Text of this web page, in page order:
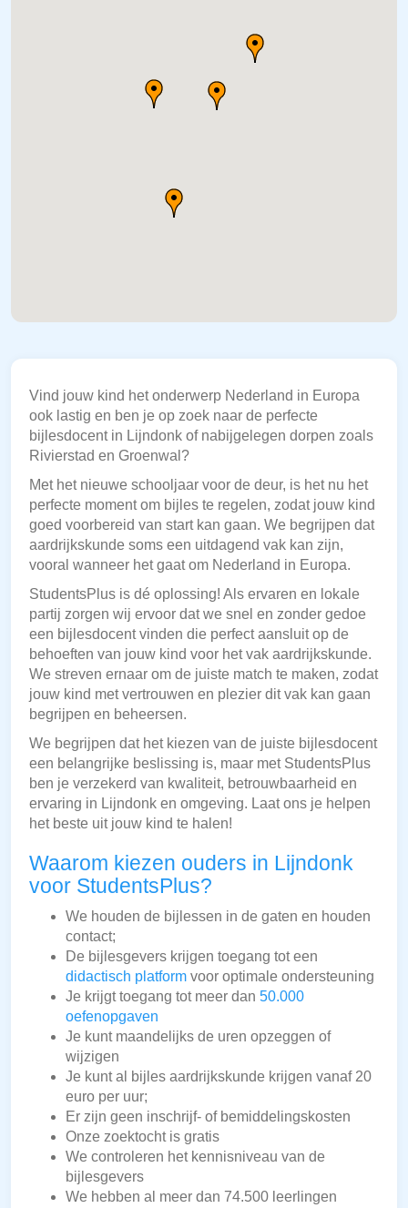
Vind jouw kind het onderwerp Nederland in Europa
ook lastig en ben je op zoek naar de perfecte
bijlesdocent in Lijndonk of nabijgelegen dorpen zoals
Rivierstad en Groenwal?
Met het nieuwe schooljaar voor de deur, is het nu het
perfecte moment om bijles te regelen, zodat jouw kind
goed voorbereid van start kan gaan. We begrijpen dat
aardrijkskunde soms een uitdagend vak kan zijn,
vooral wanneer het gaat om Nederland in Europa.
StudentsPlus is dé oplossing! Als ervaren en lokale
partij zorgen wij ervoor dat we snel en zonder gedoe
een bijlesdocent vinden die perfect aansluit op de
behoeften van jouw kind voor het vak aardrijkskunde.
We streven ernaar om de juiste match te maken, zodat
jouw kind met vertrouwen en plezier dit vak kan gaan
begrijpen en beheersen.
We begrijpen dat het kiezen van de juiste bijlesdocent
een belangrijke beslissing is, maar met StudentsPlus
ben je verzekerd van kwaliteit, betrouwbaarheid en
ervaring in Lijndonk en omgeving. Laat ons je helpen
het beste uit jouw kind te halen!
Waarom kiezen ouders in Lijndonk
voor StudentsPlus?
We houden de bijlessen in de gaten en houden
contact;
De bijlesgevers krijgen toegang tot een
didactisch platform voor optimale ondersteuning
Je krijgt toegang tot meer dan 50.000
oefenopgaven
Je kunt maandelijks de uren opzeggen of
wijzigen
Je kunt al bijles aardrijkskunde krijgen vanaf 20
euro per uur;
Er zijn geen inschrijf- of bemiddelingskosten
Onze zoektocht is gratis
We controleren het kennisniveau van de
bijlesgevers
We hebben al meer dan 74.500 leerlingen